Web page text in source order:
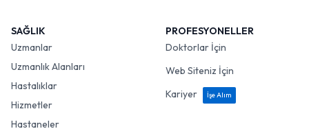
SAĞLIK
Uzmanlar
Uzmanlık Alanları
Hastalıklar
Hizmetler
Hastaneler
PROFESYONELLER
Doktorlar İçin
Web Siteniz İçin
Kariyer
İşe Alım